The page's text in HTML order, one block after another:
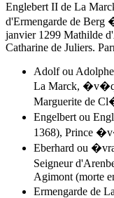
Englebert II de La
d'Ermengarde de
janvier 1299 Mathilde
Catharine de Juliers.
Adolf ou
La Marck,
Marguerite de
Engelbert ou
1368), Prince
Eberhard ou
Seigneur
Agimont (morte
Ermengarde de